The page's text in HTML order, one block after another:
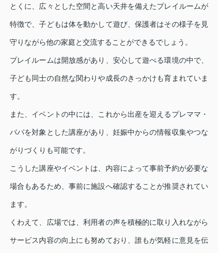
とくに、広々とした空間と高い天井を備えたプレイルームが
特徴で、子どもは体を動かして遊び、保護者はその様子を見
守りながら他の家庭と交流することができるでしょう。
プレイルームは開放感があり、安心して遊べる環境の中で、
子ども同士の自然な関わりや成長のきっかけも育まれていま
す。
また、イベントの中には、これから出産を迎えるプレママ・
パパを対象とした講座があり、妊娠中からの情報収集やつな
がりづくりも可能です。
こうした講座やイベントは、内容によって事前予約が必要な
場合もあるため、事前に施設へ確認することが推奨されてい
ます。
くわえて、広場では、利用者の声を積極的に取り入れながら
サービス内容の向上にも努めており、誰もが気軽に意見を伝